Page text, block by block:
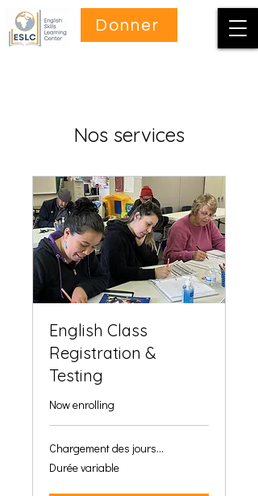
Donner
Nos services
English Class
Registration &
Testing
Now enrolling
Chargement des jours...
Durée variable